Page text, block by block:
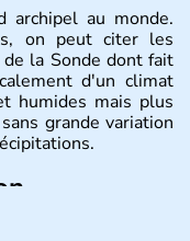
archipel au monde.
on peut citer les
la Sonde dont fait
d'un climat
humides mais plus
grande variation